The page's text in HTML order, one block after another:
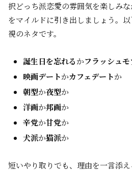
択どっち派恋愛の雰囲気を楽しみ
をマイルドに引き出しましょう。
視のネタです。
誕生日を忘れるかフラッシュ
映画デートかカフェデートか
朝型か夜型か
洋画か邦画か
辛党か甘党か
犬派か猫派か
短いやり取りでも、理由を一言添